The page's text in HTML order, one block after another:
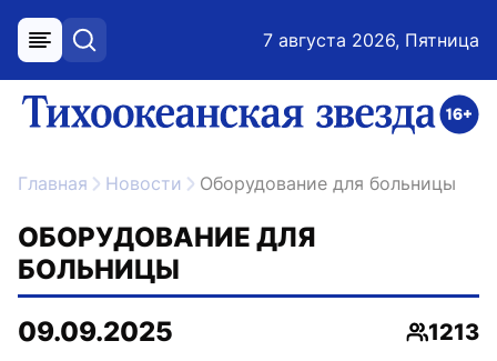
меню поиск 7 августа 2026, Пятница
ссылка на главную
Главная Новости Оборудование для больницы
ОБОРУДОВАНИЕ ДЛЯ
БОЛЬНИЦЫ
09.09.2025
1213